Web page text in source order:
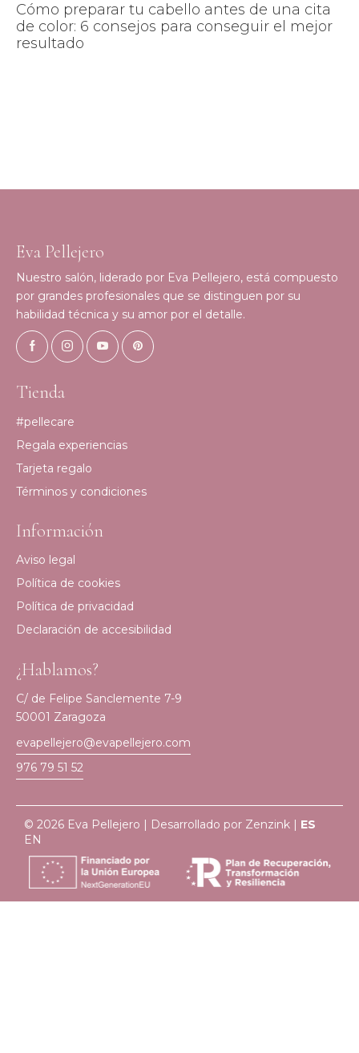
Cómo preparar tu cabello antes de una cita
de color: 6 consejos para conseguir el mejor
resultado
Eva Pellejero
Nuestro salón, liderado por Eva Pellejero, está compuesto
por grandes profesionales que se distinguen por su
habilidad técnica y su amor por el detalle.
Tienda
#pellecare
Regala experiencias
Tarjeta regalo
Términos y condiciones
Información
Aviso legal
Política de cookies
Política de privacidad
Declaración de accesibilidad
¿Hablamos?
C/ de Felipe Sanclemente 7-9
50001 Zaragoza
evapellejero@evapellejero.com
976 79 51 52
© 2026 Eva Pellejero | Desarrollado por Zenzink | ES
EN